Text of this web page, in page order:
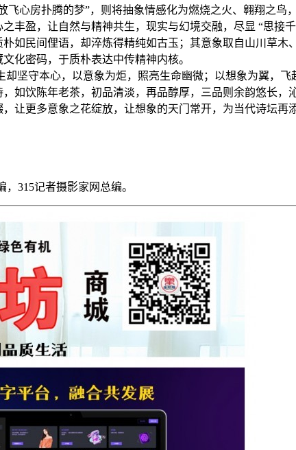
心房扑腾的梦”，则将抽象情感化为燃烧之火、翱翔之
丰盈，让自然与精神共生，现实与幻境交融，尽显 “思接千
民间俚语，却淬炼得精纯如古玉；其意象取自山川草木
化密码，于质朴表达中传精神内核。
守本心，以意象为炬，照亮生命幽微；以想象为翼，飞
如饮陈年老茶，初品清淡，再品醇厚，三品则余韵悠长，
更多意象之花绽放，让想象的天门常开，为当代诗坛再
315记者摄影家网总编。